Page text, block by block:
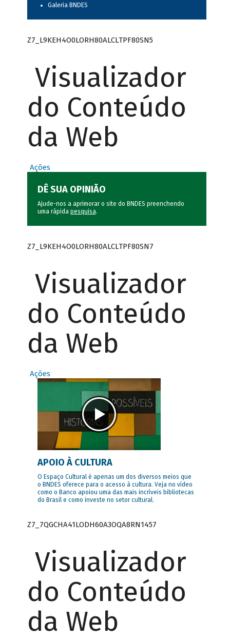
Galeria BNDES
Z7_L9KEH4O0LORH80ALCLTPF80SN5
Visualizador
do Conteúdo
da Web
Ações
DÊ SUA OPINIÃO
Ajude-nos a aprimorar o site do BNDES preenchendo
uma rápida pesquisa.
Z7_L9KEH4O0LORH80ALCLTPF80SN7
Visualizador
do Conteúdo
da Web
Ações
APOIO À CULTURA
O Espaço Cultural é apenas um dos diversos meios que
o BNDES oferece para o acesso à cultura. Veja no vídeo
como o Banco apoiou uma das mais incríveis bibliotecas
do Brasil e como investe no setor cultural.
Z7_7QGCHA41LODH60A3OQA8RN1457
Visualizador
do Conteúdo
da Web